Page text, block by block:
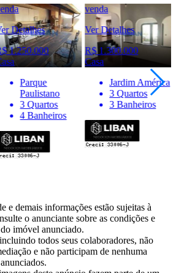
Detalhes
1.300.000
Jardim América
3 Quartos
3 Banheiros
venda
Ver Detalhes
R$ 1.800.000
Casa
Vila Aviação
4 Quartos
6 Banheiros
e demais informações estão sujeitas à
o anunciante sobre as condições e
imóvel anunciado.
todos seus colaboradores, não
e não participam de nenhuma